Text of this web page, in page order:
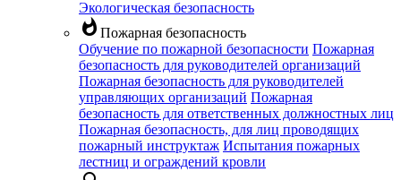
Экологическая безопасность
whatshot Пожарная безопасность
Обучение по пожарной безопасности Пожарная
безопасность для руководителей организаций
Пожарная безопасность для руководителей
управляющих организаций Пожарная
безопасность для ответственных должностных лиц
Пожарная безопасность, для лиц проводящих
пожарный инструктаж Испытания пожарных
лестниц и ограждений кровли